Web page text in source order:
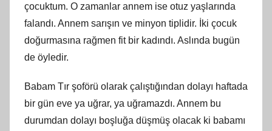
çocuktum. O zamanlar annem ise otuz yaşlarında
falandı. Annem sarışın ve minyon tiplidir. İki çocuk
doğurmasına rağmen fit bir kadındı. Aslında bugün
de öyledir.
Babam Tır şoförü olarak çalıştığından dolayı haftada
bir gün eve ya uğrar, ya uğramazdı. Annem bu
durumdan dolayı boşluğa düşmüş olacak ki babamı